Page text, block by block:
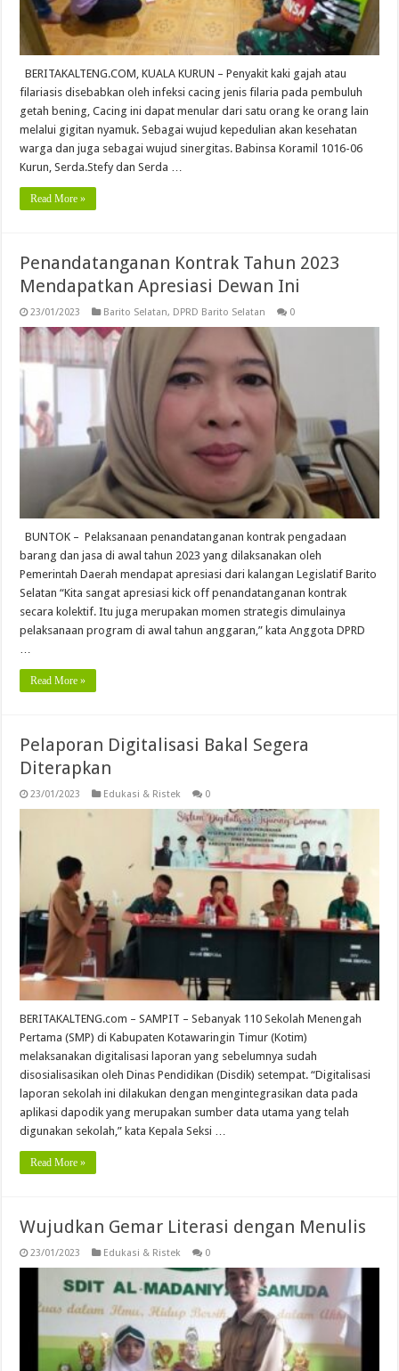
BERITAKALTENG.COM, KUALA KURUN – Penyakit kaki gajah atau
filariasis disebabkan oleh infeksi cacing jenis filaria pada pembuluh
getah bening, Cacing ini dapat menular dari satu orang ke orang lain
melalui gigitan nyamuk. Sebagai wujud kepedulian akan kesehatan
warga dan juga sebagai wujud sinergitas. Babinsa Koramil 1016-06
Kurun, Serda.Stefy dan Serda …
Read More »
Penandatanganan Kontrak Tahun 2023
Mendapatkan Apresiasi Dewan Ini
23/01/2023 Barito Selatan, DPRD Barito Selatan 0
BUNTOK – Pelaksanaan penandatanganan kontrak pengadaan
barang dan jasa di awal tahun 2023 yang dilaksanakan oleh
Pemerintah Daerah mendapat apresiasi dari kalangan Legislatif Barito
Selatan “Kita sangat apresiasi kick off penandatanganan kontrak
secara kolektif. Itu juga merupakan momen strategis dimulainya
pelaksanaan program di awal tahun anggaran,” kata Anggota DPRD
…
Read More »
Pelaporan Digitalisasi Bakal Segera
Diterapkan
23/01/2023 Edukasi & Ristek 0
BERITAKALTENG.com – SAMPIT – Sebanyak 110 Sekolah Menengah
Pertama (SMP) di Kabupaten Kotawaringin Timur (Kotim)
melaksanakan digitalisasi laporan yang sebelumnya sudah
disosialisasikan oleh Dinas Pendidikan (Disdik) setempat. “Digitalisasi
laporan sekolah ini dilakukan dengan mengintegrasikan data pada
aplikasi dapodik yang merupakan sumber data utama yang telah
digunakan sekolah,” kata Kepala Seksi …
Read More »
Wujudkan Gemar Literasi dengan Menulis
23/01/2023 Edukasi & Ristek 0